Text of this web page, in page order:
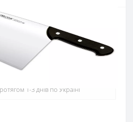
дистриб'ютор
ARCOS в Україні
1-3 днів по Україні